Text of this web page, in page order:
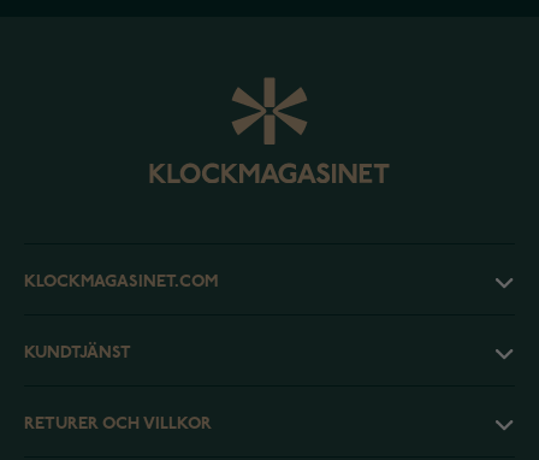
KLOCKMAGASINET.COM
KUNDTJÄNST
RETURER OCH VILLKOR